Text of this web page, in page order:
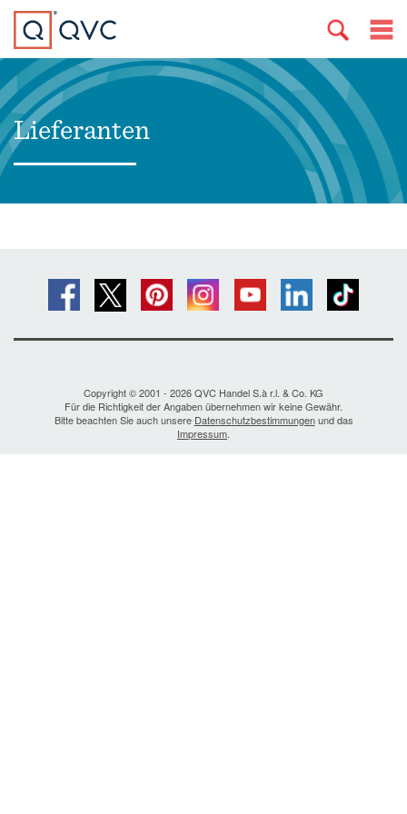
Lieferanten
Copyright © 2001 - 2026 QVC Handel S.à r.l. & Co. KG
Für die Richtigkeit der Angaben übernehmen wir keine Gewähr.
Bitte beachten Sie auch unsere Datenschutzbestimmungenund das
Impressum.